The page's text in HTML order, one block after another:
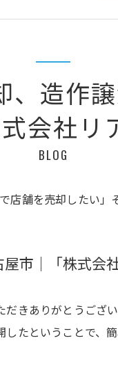
造作
会社リ
BLOG
舗を売却したい
市｜「株式会
だきありがとうござ
したということで、